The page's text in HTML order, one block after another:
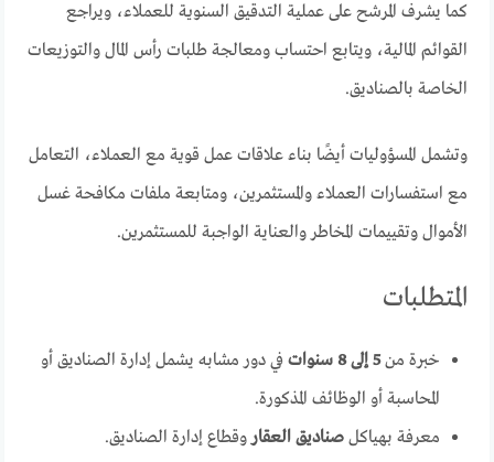
كما يشرف المرشح على عملية التدقيق السنوية للعملاء، ويراجع
القوائم المالية، ويتابع احتساب ومعالجة طلبات رأس المال والتوزيعات
الخاصة بالصناديق.
وتشمل المسؤوليات أيضًا بناء علاقات عمل قوية مع العملاء، التعامل
مع استفسارات العملاء والمستثمرين، ومتابعة ملفات مكافحة غسل
الأموال وتقييمات المخاطر والعناية الواجبة للمستثمرين.
المتطلبات
خبرة من5 إلى 8 سنوات
في دور مشابه يشمل إدارة الصناديق أو
المحاسبة أو الوظائف المذكورة.
معرفة بهياكلصناديق العقاروقطاع إدارة الصناديق.